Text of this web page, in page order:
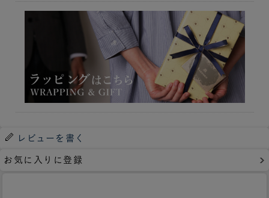
レビューを書く
お気に入りに登録